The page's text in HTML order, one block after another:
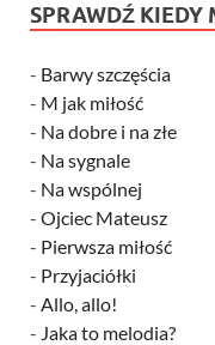
SPRAWDŹ KIEDY
- Barwy szczęścia
- M jak miłość
- Na dobre i na złe
- Na sygnale
- Na wspólnej
- Ojciec Mateusz
- Pierwsza miłość
- Przyjaciółki
- Allo, allo!
- Jaka to melodia?